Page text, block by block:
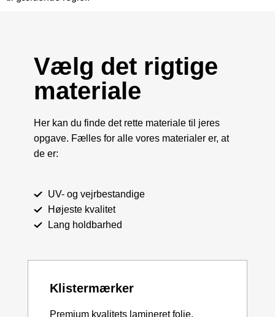
Vælg det rigtige
materiale
Her kan du finde det rette materiale til jeres
opgave. Fælles for alle vores materialer er, at
de er:
UV- og vejrbestandige
Højeste kvalitet
Lang holdbarhed
Klistermærker
Premium kvalitets lamineret folie.